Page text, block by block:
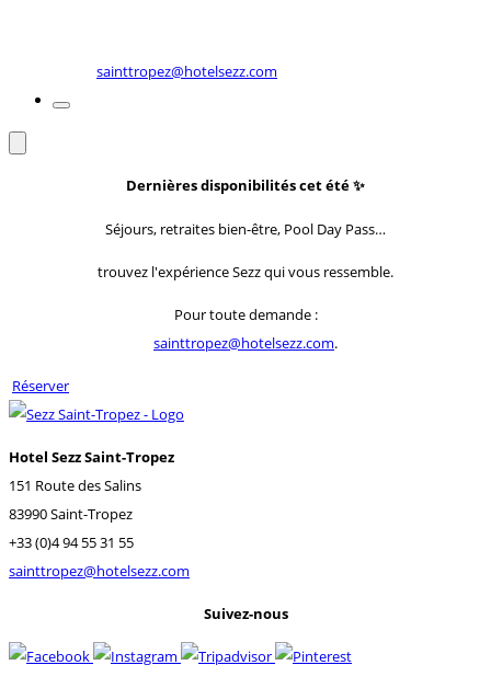
sainttropez@hotelsezz.com
Dernières disponibilités cet été ✨
Séjours, retraites bien-être, Pool Day Pass…
trouvez l'expérience Sezz qui vous ressemble.
Pour toute demande :
sainttropez@hotelsezz.com.
Réserver
Hotel Sezz Saint-Tropez
151 Route des Salins
83990 Saint-Tropez
+33 (0)4 94 55 31 55
sainttropez@hotelsezz.com
Suivez-nous